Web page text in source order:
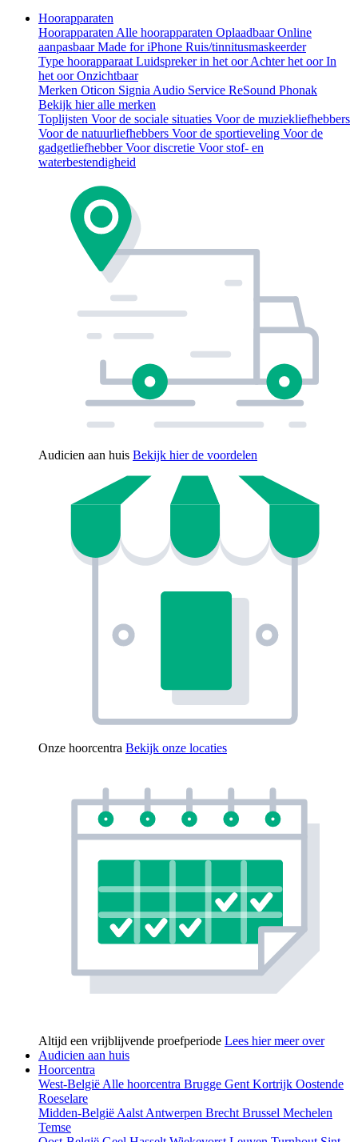
Hoorapparaten
Hoorapparaten Alle hoorapparaten OplaadbaarOnline
aanpasbaarMade for iPhone Ruis/tinnitusmaskeerder
Type hoorapparaat Luidspreker in het oorAchter het oorIn
het oorOnzichtbaar
Merken Oticon Signia Audio Service ReSound Phonak
Bekijk hier alle merken
Toplijsten Voor de sociale situaties Voor de muziekliefhebbers
Voor de natuurliefhebbers Voor de sportieveling Voor de
gadgetliefhebberVoor discretie Voor stof- en
waterbestendigheid
Audicien aan huis Bekijk hier de voordelen
Onze hoorcentra Bekijk onze locaties
Altijd een vrijblijvende proefperiode Lees hier meer over
Audicien aan huis
Hoorcentra
West-België Alle hoorcentra Brugge Gent Kortrijk Oostende
Roeselare
Midden-België Aalst Antwerpen Brecht Brussel Mechelen
Temse